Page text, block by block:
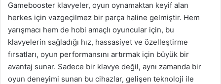
Gamebooster klavyeler, oyun oynamaktan keyif alan
herkes için vazgeçilmez bir parça haline gelmiştir. Hem
yarışmacı hem de hobi amaçlı oyuncular için, bu
klavyelerin sağladığı hız, hassasiyet ve özelleştirme
fırsatları, oyun performansını artırmak için büyük bir
avantaj sunar. Sadece bir klavye değil, aynı zamanda bir
oyun deneyimi sunan bu cihazlar, gelişen teknoloji ile